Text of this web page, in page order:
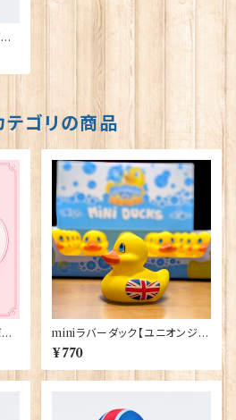
テゴリの商品
miniラバーダック【ユニオンジャ
ック】Elgate Products 9039
2
¥770